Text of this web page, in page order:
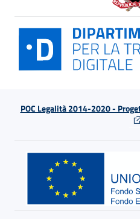
POC Legalità 2014-2020 -